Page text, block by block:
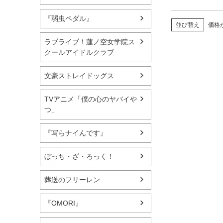
『弱虫ペダル』
ラブライブ！蓮ノ空女学院ス
クールアイドルクラブ
文豪ストレイドッグス
TVアニメ「僕の心のヤバイや
つ」
『写らナイんです』
ぼっち・ざ・ろっく！
葬送のフリーレン
『OMORI』
並び替え 価格